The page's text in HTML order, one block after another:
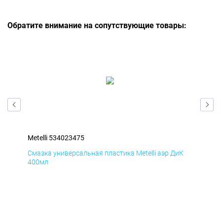
Обратите внимание на сопутствующие товары:
Metelli 534023475
Смазка универсальная пластика Metelli аэр ДиК
400мл